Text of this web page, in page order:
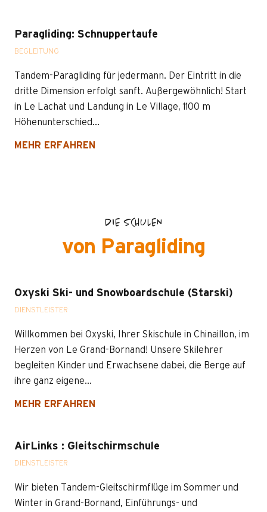
Paragliding: Schnuppertaufe
BEGLEITUNG
Tandem-Paragliding für jedermann. Der Eintritt in die
dritte Dimension erfolgt sanft. Außergewöhnlich! Start
in Le Lachat und Landung in Le Village, 1100 m
Höhenunterschied...
MEHR ERFAHREN
DIE SCHULEN
von Paragliding
Oxyski Ski- und Snowboardschule (Starski)
DIENSTLEISTER
Willkommen bei Oxyski, Ihrer Skischule in Chinaillon, im
Herzen von Le Grand-Bornand! Unsere Skilehrer
begleiten Kinder und Erwachsene dabei, die Berge auf
ihre ganz eigene...
MEHR ERFAHREN
AirLinks : Gleitschirmschule
DIENSTLEISTER
Wir bieten Tandem-Gleitschirmflüge im Sommer und
Winter in Grand-Bornand, Einführungs- und